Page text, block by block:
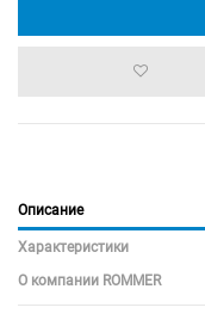
Описание
Характеристики
О компании ROMMER